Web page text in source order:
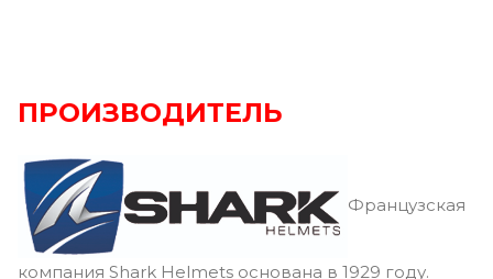
ПРОИЗВОДИТЕЛЬ
Французская
компания Shark Helmets основана в 1929 году.